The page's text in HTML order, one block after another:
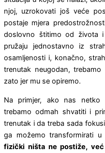
njoj, uzro­kovati još veće
postaje mjera
doslovno štitimo od života
pružaju jednostavno iz
osamljenosti i, konačno,
trenutak neugodan,
zato jer mu se opiremo.
Na primjer, ako nas netko
trebamo odmah shvatiti i
trenutak i da treba sada
ga možemo transfor­mirati u
fizički ništa nepostiže,